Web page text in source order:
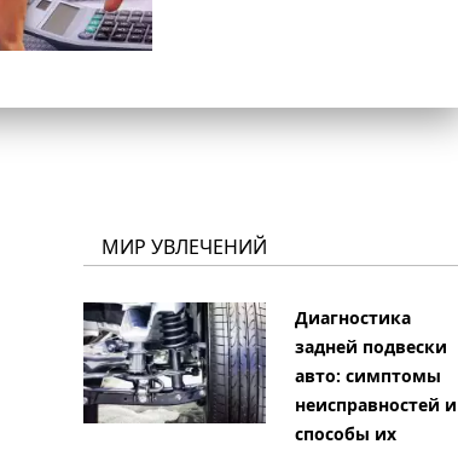
МИР УВЛЕЧЕНИЙ
Диагностика
задней подвески
авто: симптомы
неисправностей и
способы их